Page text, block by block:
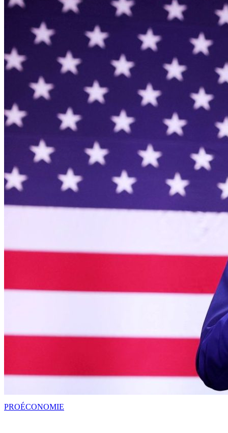
PROÉCONOMIE